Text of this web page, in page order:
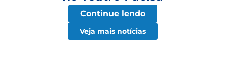
Continue lendo
Veja mais notícias